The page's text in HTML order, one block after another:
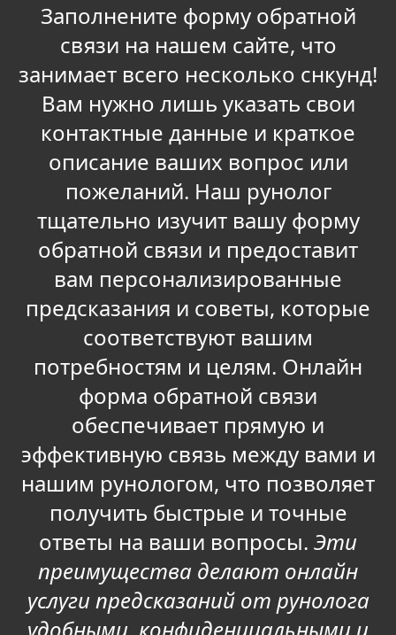
Заполнените форму обратной
связи на нашем сайте, что
занимает всего несколько снкунд!
Вам нужно лишь указать свои
контактные данные и краткое
описание ваших вопрос или
пожеланий. Наш рунолог
тщательно изучит вашу форму
обратной связи и предоставит
вам персонализированные
предсказания и советы, которые
соответствуют вашим
потребностям и целям. Онлайн
форма обратной связи
обеспечивает прямую и
эффективную связь между вами и
нашим рунологом, что позволяет
получить быстрые и точные
ответы на ваши вопросы. Эти
преимущества делают онлайн
услуги предсказаний от рунолога